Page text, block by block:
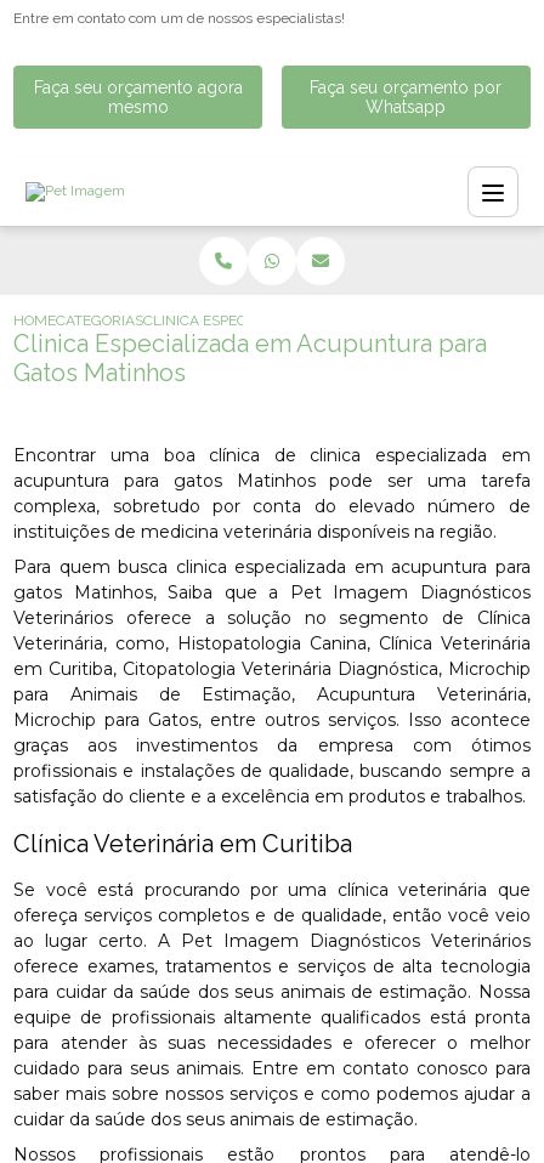
Entre em contato com um de nossos especialistas!
Faça seu orçamento agora
mesmo
Faça seu orçamento por
Whatsapp
HOMECATEGORIASCLINICA ESPECIALIZADA EM ACUPUNTURA PARA GATOS
Clinica Especializada em Acupuntura para
Gatos Matinhos
Encontrar uma boa clínica de clinica especializada em
acupuntura para gatos Matinhos pode ser uma tarefa
complexa, sobretudo por conta do elevado número de
instituições de medicina veterinária disponíveis na região.
Para quem busca clinica especializada em acupuntura para
gatos Matinhos, Saiba que a Pet Imagem Diagnósticos
Veterinários oferece a solução no segmento de Clínica
Veterinária, como, Histopatologia Canina, Clínica Veterinária
em Curitiba, Citopatologia Veterinária Diagnóstica, Microchip
para Animais de Estimação, Acupuntura Veterinária,
Microchip para Gatos, entre outros serviços. Isso acontece
graças aos investimentos da empresa com ótimos
profissionais e instalações de qualidade, buscando sempre a
satisfação do cliente e a excelência em produtos e trabalhos.
Clínica Veterinária em Curitiba
Se você está procurando por uma clínica veterinária que
ofereça serviços completos e de qualidade, então você veio
ao lugar certo. A Pet Imagem Diagnósticos Veterinários
oferece exames, tratamentos e serviços de alta tecnologia
para cuidar da saúde dos seus animais de estimação. Nossa
equipe de profissionais altamente qualificados está pronta
para atender às suas necessidades e oferecer o melhor
cuidado para seus animais. Entre em contato conosco para
saber mais sobre nossos serviços e como podemos ajudar a
cuidar da saúde dos seus animais de estimação.
Nossos profissionais estão prontos para atendê-lo